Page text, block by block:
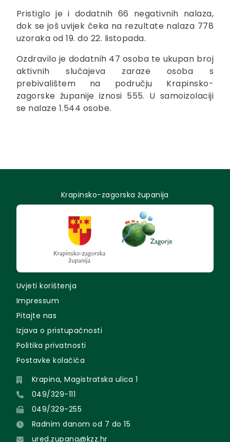
Pristiglo je i dodatnih 66 negativnih nalaza,
dok se još uvijek čeka na rezultate nalaza 778
uzoraka od 19. do 22. listopada.
Ozdravilo je dodatnih 47 osoba te ukupan broj
aktivnih slučajeva zaraze osoba s
prebivalištem na području Krapinsko-
zagorske županije iznosi 555. U samoizolaciji
se nalaze 1.544 osobe.
Krapinsko-zagorska županija
Uvjeti korištenja
Impressum
Pitajte nas
Izjava o pristupačnosti
Politika privatnosti
Postavke kolačića
Krapina, Magistratska ulica 1
049/329-111
049/329-255
Radnim danom od 7 do 15
ured.zupana@kzz.hr